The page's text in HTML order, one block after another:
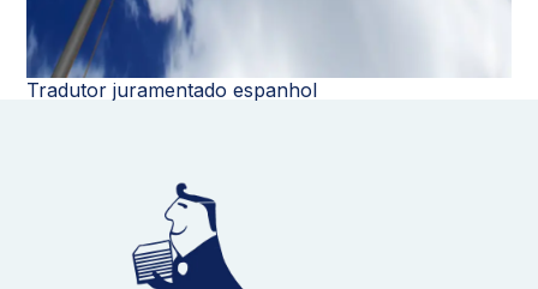
Tradutor juramentado espanhol